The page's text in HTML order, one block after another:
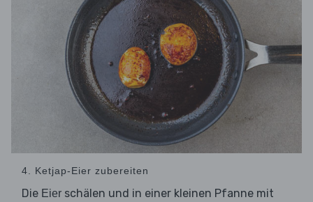
4. Ketjap-Eier zubereiten
Die Eier schälen und in einer kleinen Pfanne mit